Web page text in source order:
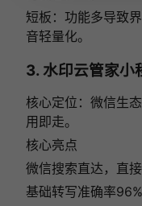
短板：功能多导致
音轻量化。
3. 水印云管家
核心定位：微信生
用即走。
核心亮点
微信搜索直达，直
基础转写准确率